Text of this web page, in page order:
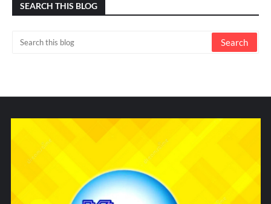
SEARCH THIS BLOG